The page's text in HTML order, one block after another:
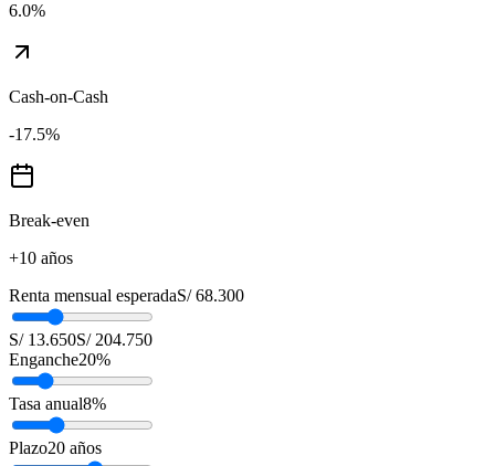
6.0%
Cash-on-Cash
-17.5%
Break-even
+10 años
Renta mensual esperadaS/ 68.300
S/ 13.650S/ 204.750
Enganche20%
Tasa anual8%
Plazo20 años